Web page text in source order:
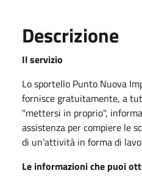
Descrizione
Il servizio
Lo sportello Punto Nuova
fornisce gratuitamente, a
"mettersi in proprio",
assistenza per compiere le
di un’attività in forma di
Le informazioni che puoi